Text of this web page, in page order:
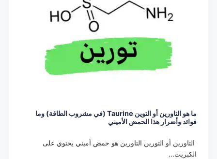
ما هو التاورين أو التوين Taurine (في مشروب الطاقة) وما
فوائد وأضرار هذا الحمض الأميني
التاورين أو التورين التاورين هو حمض أميني يحتوي على
الكبريت…